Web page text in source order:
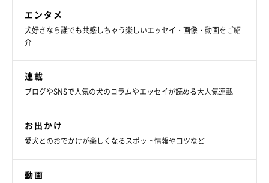
エンタメ
犬好きなら誰でも共感しちゃう楽しいエッセイ・画像・動画をご紹
介
連載
ブログやSNSで人気の犬のコラムやエッセイが読める大人気連載
お出かけ
愛犬とのおでかけが楽しくなるスポット情報やコツなど
動画